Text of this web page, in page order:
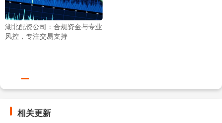
湖北配资公司：合规资金与专业
风控，专注交易支持
相关更新